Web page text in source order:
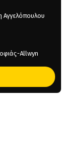
Αγγελόπουλου
Allwyn